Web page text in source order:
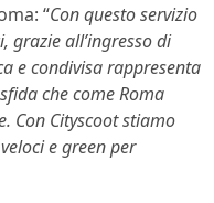
“Con questo servizio
grazie all’ingresso di
e condivisa rappresenta
che come Roma
Con Cityscoot stiamo
e green per